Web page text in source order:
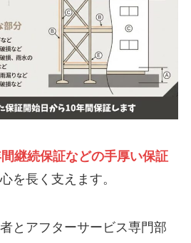
継続保証などの手厚い保証
を長く支えます。
とアフターサービス専門部